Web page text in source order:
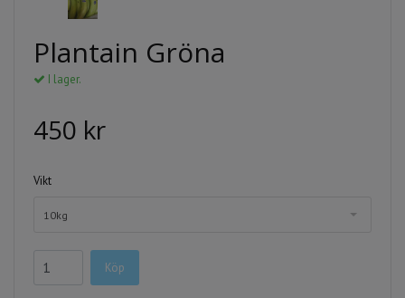
Plantain Gröna
I lager.
450 kr
Vikt
10kg
Köp